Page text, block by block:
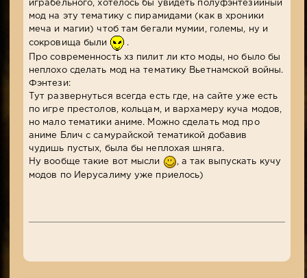
играбельного, хотелось бы увидеть полуфэнтезийный
мод на эту тематику с пирамидами (как в хроники
меча и магии) чтоб там бегали мумии, големы, ну и
сокровища были
.
Про современность хз пилит ли кто моды, но было бы
неплохо сделать мод на тематику Вьетнамской войны.
Фэнтези:
Тут развернуться всегда есть где, на сайте уже есть
по игре престолов, кольцам, и вархамеру куча модов,
но мало тематики аниме. Можно сделать мод про
аниме Блич с самурайской тематикой добавив
чудишь пустых, была бы неплохая шняга.
Ну вообще такие вот мысли
, а так выпускать кучу
модов по Иерусалиму уже приелось)